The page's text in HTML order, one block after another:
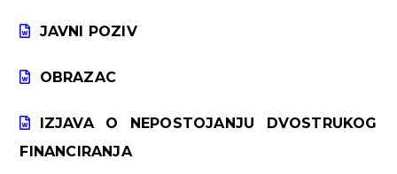
JAVNI POZIV
OBRAZAC
IZJAVA O NEPOSTOJANJU DVOSTRUKOG
FINANCIRANJA